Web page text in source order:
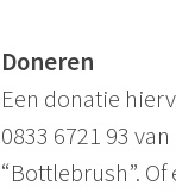
Doneren
Een donatie
0833 6721 93
“Bottlebrush”.